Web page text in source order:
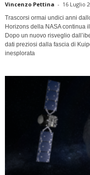
Vincenzo Pettina - 16 Luglio
Trascorsi ormai undici anni
Horizons della NASA continua
Dopo un nuovo risveglio
dati preziosi dalla fascia di
inesplorata